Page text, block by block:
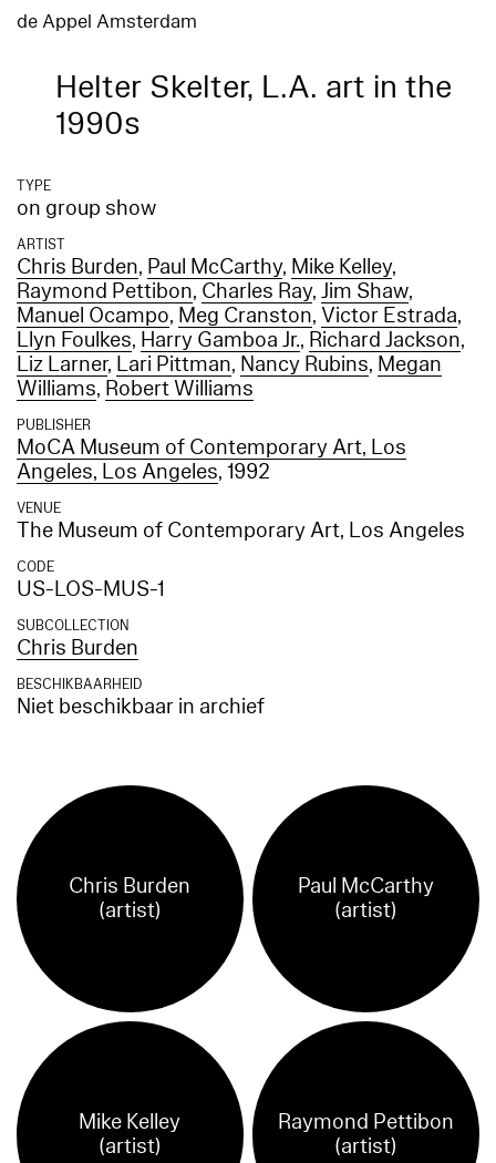
de Appel Amsterdam
Helter Skelter, L.A. art in the
1990s
TYPE
on group show
ARTIST
Chris Burden, Paul McCarthy, Mike Kelley,
Raymond Pettibon, Charles Ray,Jim Shaw,
Manuel Ocampo, Meg Cranston, Victor Estrada,
Llyn Foulkes, Harry Gamboa Jr., Richard Jackson,
Liz Larner, Lari Pittman, Nancy Rubins, Megan
Williams, Robert Williams
PUBLISHER
MoCA Museum of Contemporary Art, Los
Angeles, Los Angeles, 1992
VENUE
The Museum of Contemporary Art, Los Angeles
CODE
US-LOS-MUS-1
SUBCOLLECTION
Chris Burden
BESCHIKBAARHEID
Niet beschikbaar in archief
Chris Burden
(artist)
Paul McCarthy
(artist)
Mike Kelley
(artist)
Raymond Pettibon
(artist)